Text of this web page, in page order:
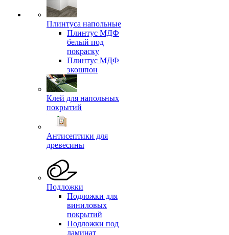
Плинтуса напольные
Плинтус МДФ
белый под
покраску
Плинтус МДФ
экошпон
Клей для напольных
покрытий
Антисептики для
древесины
Подложки
Подложки для
виниловых
покрытий
Подложки под
ламинат